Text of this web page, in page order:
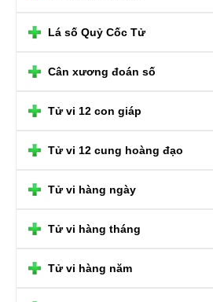
Lá số Quỷ Cốc Tử
Cân xương đoán số
Tử vi 12 con giáp
Tử vi 12 cung hoàng đạo
Tử vi hàng ngày
Tử vi hàng tháng
Tử vi hàng năm